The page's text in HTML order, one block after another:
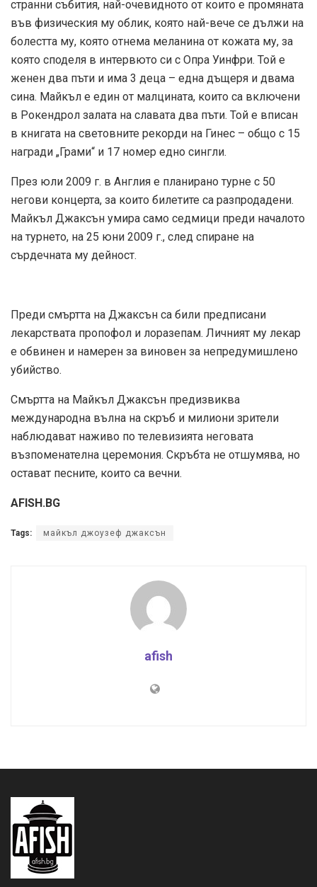
странни събития, най-очевидното от които е промяната
във физическия му облик, която най-вече се дължи на
болестта му, която отнема меланина от кожата му, за
която споделя в интервюто си с Опра Уинфри. Той е
женен два пъти и има 3 деца – една дъщеря и двама
сина. Майкъл е един от малцината, които са включени
в Рокендрол залата на славата два пъти. Той е вписан
в книгата на световните рекорди на Гинес – общо с 15
награди „Грами“ и 17 номер едно сингли.
През юли 2009 г. в Англия е планирано турне с 50
негови концерта, за които билетите са разпродадени.
Майкъл Джаксън умира само седмици преди началото
на турнето, на 25 юни 2009 г., след спиране на
сърдечната му дейност.
Преди смъртта на Джаксън са били предписани
лекарствата пропофол и лоразепам. Личният му лекар
е обвинен и намерен за виновен за непредумишлено
убийство.
Смъртта на Майкъл Джаксън предизвиква
международна вълна на скръб и милиони зрители
наблюдават наживо по телевизията неговата
възпоменателна церемония. Скръбта не отшумява, но
остават песните, които са вечни.
AFISH.BG
Tags: майкъл джоузеф джаксън
afish